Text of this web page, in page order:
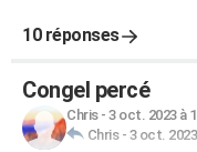
10 réponses
Congel percé
Chris- 3 oct. 2023 à
Chris- 3 oct.